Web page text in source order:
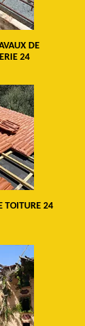
DE
24
TOITURE 24